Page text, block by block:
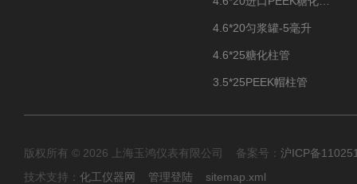
4.6*20匀浆罐-5毫升
4.6*25糖化柱管
3.5*25PEEK帽柱管
版权所有 © 2026 上海玉鸿仪表有限公司 备案号： 沪ICP备
技术支持： 化工仪器网 管理登陆 sitemap.xml